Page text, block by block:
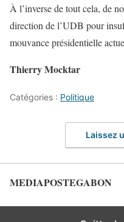
À l’inverse de tout cela, de
direction de l’UDB pour
mouvance présidentielle
Thierry Mocktar
Catégories : Politique
Laissez
MEDIAPOSTEGABON